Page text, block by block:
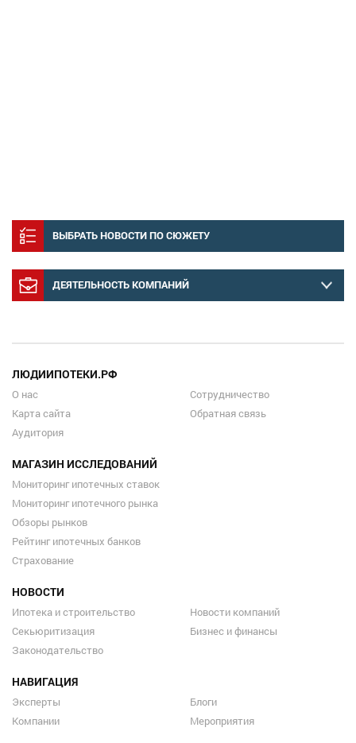
ВЫБРАТЬ НОВОСТИ ПО СЮЖЕТУ
ДЕЯТЕЛЬНОСТЬ КОМПАНИЙ
ЛЮДИИПОТЕКИ.РФ
О нас
Карта сайта
Аудитория
Сотрудничество
Обратная связь
МАГАЗИН ИССЛЕДОВАНИЙ
Мониторинг ипотечных ставок
Мониторинг ипотечного рынка
Обзоры рынков
Рейтинг ипотечных банков
Страхование
НОВОСТИ
Ипотека и строительство
Секьюритизация
Законодательство
Новости компаний
Бизнес и финансы
НАВИГАЦИЯ
Эксперты
Компании
Блоги
Мероприятия